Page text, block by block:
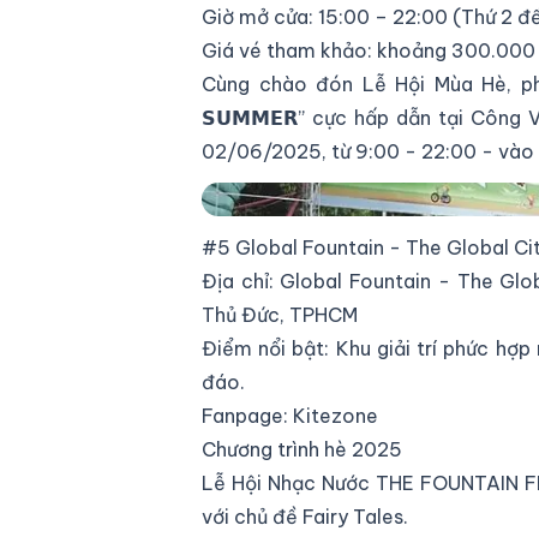
Giờ mở cửa: 15:00 – 22:00 (Thứ 2
Giá vé tham khảo: khoảng
Cùng chào đón Lễ Hội Mùa Hè,
𝗦𝗨𝗠𝗠𝗘𝗥” cực hấp dẫn tại Công
02/06/2025, từ 9:00 - 22:00 - vào
Công viên Văn hóa Lê Thị Riêng
#5 Global Fountain - The Global
Địa chỉ: Global Fountain - The
Thủ Đức, TPHCM
Điểm nổi bật: Khu giải trí phức
đáo.
Fanpage: Kitezone
Chương trình hè 2025
Lễ Hội Nhạc Nước THE FOUNTAIN
với chủ đề Fairy Tales.